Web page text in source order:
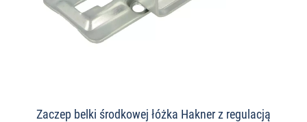
Zaczep belki środkowej łóżka Hakner z regulacją